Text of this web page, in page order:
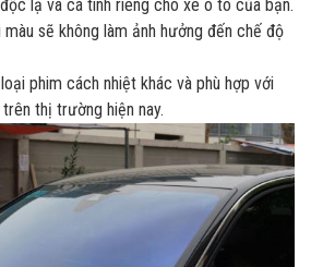
lạ và cá tính riêng cho xe ô tô của bạn.
sẽ không làm ảnh hưởng đến chế độ
phim cách nhiệt khác và phù hợp với
thị trường hiện nay.